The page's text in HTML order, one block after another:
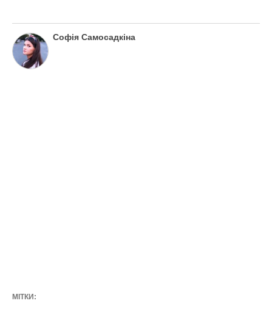
Софія Самосадкіна
МІТКИ: